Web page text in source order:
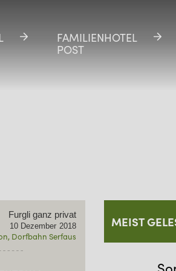
FAMILIENHOTEL
POST
FAMILIENHOTEL
POST
Furgli ganz privat
10 Dezember 2018
Dorfbahn Serfaus
MEIST